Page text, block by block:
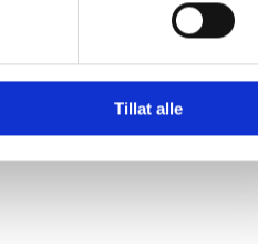
Tillat alle